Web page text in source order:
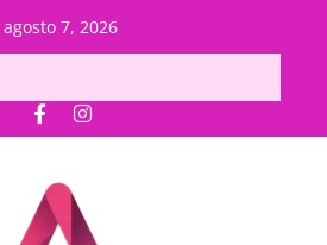
agosto 7, 2026